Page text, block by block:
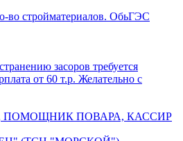
во стройматериалов. ОбьГЭС
засоров требуется
от 60 т.р. Желательно с
ПОМОЩНИК ПОВАРА, КАССИР